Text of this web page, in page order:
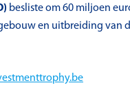
besliste om 60 miljoen
en uitbreiding van